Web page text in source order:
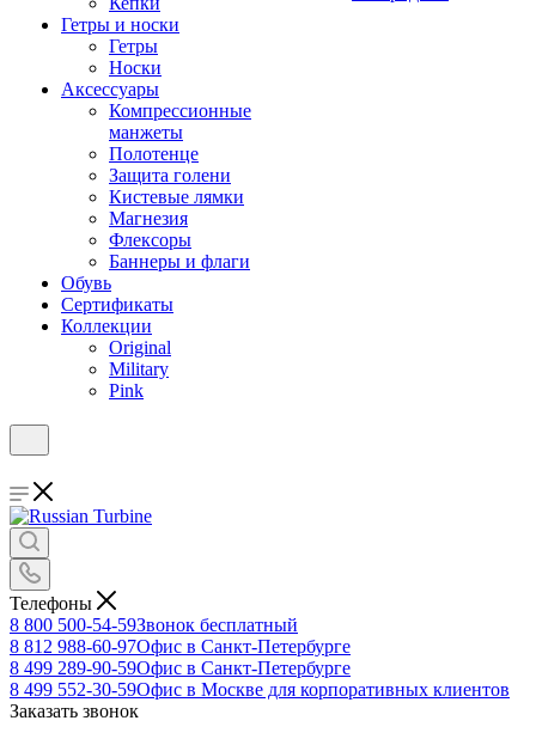
Гетры и носки
Гетры
Носки
Аксессуары
Компрессионные
манжеты
Полотенце
Защита голени
Кистевые лямки
Магнезия
Флексоры
Баннеры и флаги
Обувь
Сертификаты
Коллекции
Original
Military
Pink
Телефоны
8 800 500-54-59Звонок бесплатный
8 812 988-60-97Офис в Санкт-Петербурге
8 499 289-90-59Офис в Санкт-Петербурге
8 499 552-30-59Офис в Москве для корпоративных клиентов
Заказать звонок